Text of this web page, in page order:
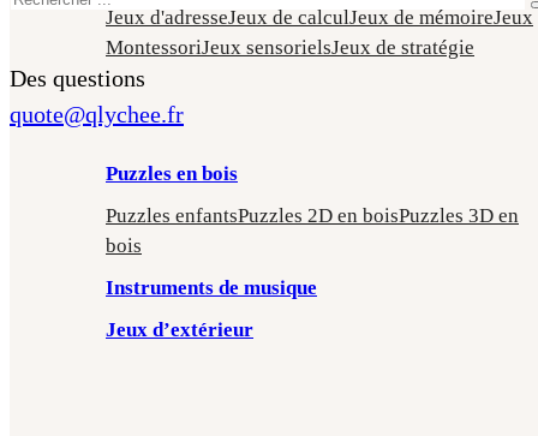
Des questions
quote@qlychee.fr
Jeux d'adresseJeux de calculJeux de mémoireJeux
MontessoriJeux sensorielsJeux de stratégie
Puzzles en bois
Puzzles enfantsPuzzles 2D en boisPuzzles 3D en
bois
Instruments de musique
Jeux d’extérieur